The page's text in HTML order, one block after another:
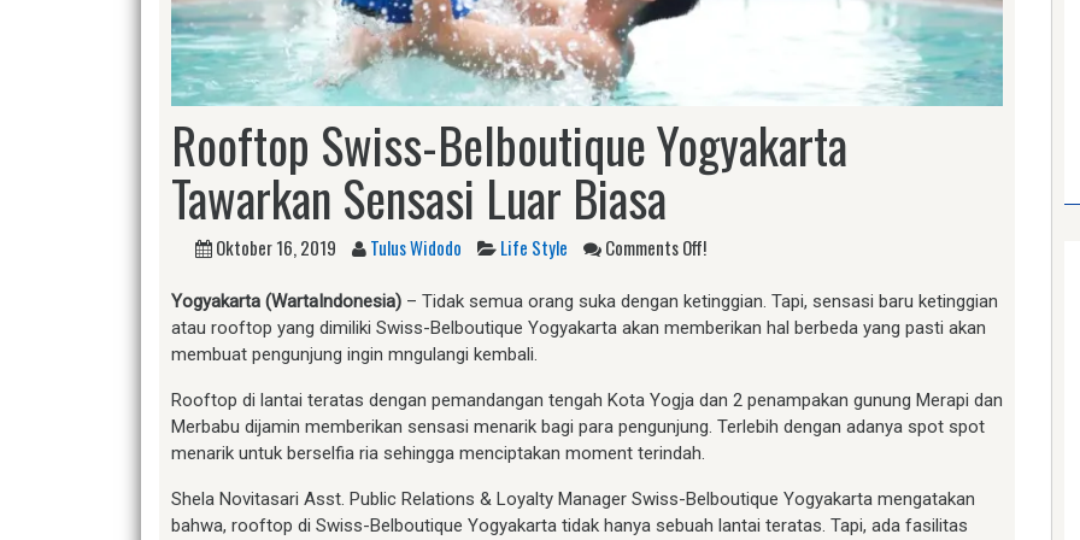
Rooftop Swiss-Belboutique Yogyakarta
Tawarkan Sensasi Luar Biasa
Oktober 16, 2019 Tulus Widodo Life Style Comments Off!
Yogyakarta (WartaIndonesia) – Tidak semua orang suka dengan ketinggian. Tapi, sensasi baru ketinggian
atau rooftop yang dimiliki Swiss-Belboutique Yogyakarta akan memberikan hal berbeda yang pasti akan
membuat pengunjung ingin mngulangi kembali.
Rooftop di lantai teratas dengan pemandangan tengah Kota Yogja dan 2 penampakan gunung Merapi dan
Merbabu dijamin memberikan sensasi menarik bagi para pengunjung. Terlebih dengan adanya spot spot
menarik untuk berselfia ria sehingga menciptakan moment terindah.
Shela Novitasari Asst. Public Relations & Loyalty Manager Swiss-Belboutique Yogyakarta mengatakan
bahwa, rooftop di Swiss-Belboutique Yogyakarta tidak hanya sebuah lantai teratas. Tapi, ada fasilitas